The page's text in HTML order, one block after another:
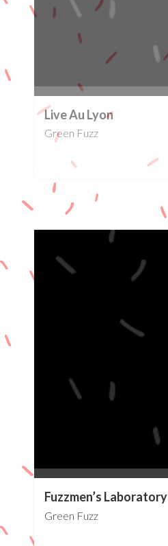
Live Au Lyon
Green Fuzz
0%
Fuzzmen’s Laboratory
Green Fuzz